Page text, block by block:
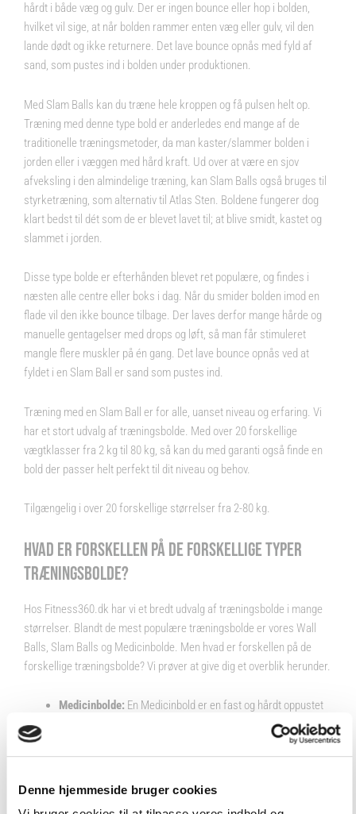
Denne hjemmeside bruger cookies
hårdt i både væg og gulv. Der er ingen bounce eller hop i bolden,
hvilket vil sige, at når bolden rammer enten væg eller gulv, vil den
lande dødt og ikke returnere. Det lave bounce opnås med fyld af
sand, som pustes ind i bolden under produktionen.
Med Slam Balls kan du træne hele kroppen og få pulsen helt op.
Træning med denne type bold er anderledes end mange af de
traditionelle træningsmetoder, da man kaster/slammer bolden i
jorden eller i væggen med hård kraft. Ud over at være en sjov
afveksling i den almindelige træning, kan Slam Balls også bruges til
styrketræning, som alternativ til Atlas Sten. Boldene fungerer dog
klart bedst til dét som de er blevet lavet til; at blive smidt, kastet og
slammet i jorden.
Disse type bolde er efterhånden blevet ret populære, og findes i
næsten alle centre eller boks i dag. Når du smider bolden imod en
flade vil den ikke bounce tilbage. Der laves derfor mange hårde og
manuelle gentagelser med drops og løft, så man får stimuleret
mangle flere muskler på én gang. Det lave bounce opnås ved at
fyldet i en Slam Ball er sand som pustes ind.
Træning med en Slam Ball er for alle, uanset niveau og erfaring. Vi
har et stort udvalg af træningsbolde. Med over 20 forskellige
vægtklasser fra 2 kg til 80 kg, så kan du med garanti også finde en
bold der passer helt perfekt til dit niveau og behov.
Tilgængelig i over 20 forskellige størrelser fra 2-80 kg.
HVAD ER FORSKELLEN PÅ DE FORSKELLIGE TYPER
TRÆNINGSBOLDE?
Hos Fitness360.dk har vi et bredt udvalg af træningsbolde i mange
størrelser. Blandt de mest populære træningsbolde er vores Wall
Balls, Slam Balls og Medicinbolde. Men hvad er forskellen på de
forskellige træningsbolde? Vi prøver at give dig et overblik herunder.
Medicinbolde: En Medicinbold er en fast og hårdt oppustet
træningsbold. Bolden kan i en vis grad sammenlignes med
den amerikanske “Dodgeball”, da det er en let bold med et
bolden. Denne type bold vejer typisk under 10 kg, og er